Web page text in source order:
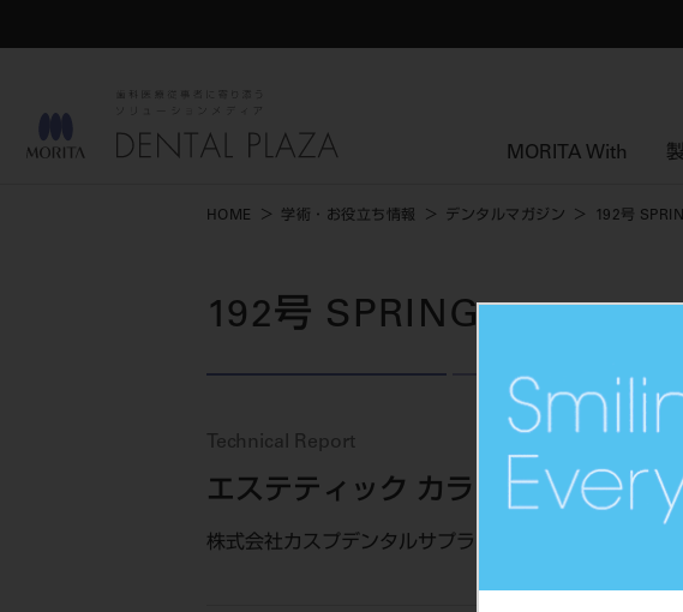
MORITA With
HOME 学術・お役立ち情報 デンタルマガジン 192号
192号 SPRING
Technical Report
エステティック カララント®の臨床応
株式会社カスプデンタルサプライ／カナレテクニカル